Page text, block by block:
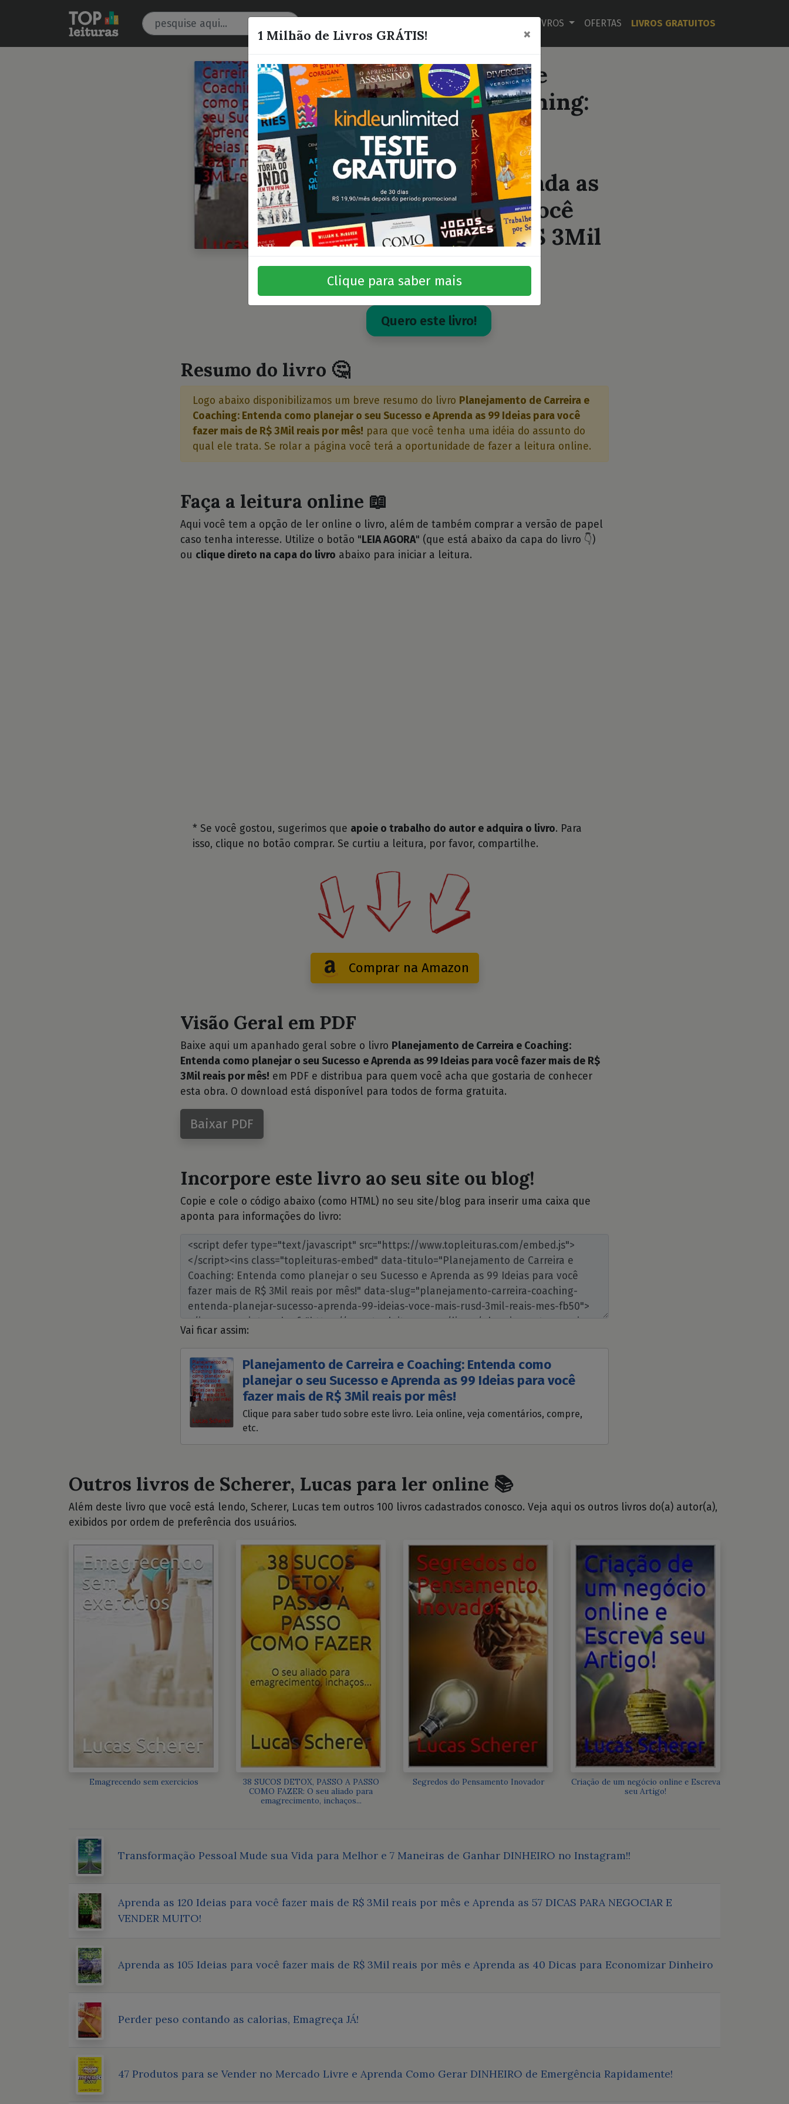
LIVROS OFERTAS LIVROS GRATUITOS
Planejamento de
Carreira e Coaching:
Entenda como
planejar o seu
Sucesso e Aprenda as
99 Ideias para você
fazer mais de R$ 3Mil
reais por mês!
Scherer, Lucas
Quero este livro!
Resumo do livro 🤔
Logo abaixo disponibilizamos um breve resumo do livro Planejamento de Carreira e
Coaching: Entenda como planejar o seu Sucesso e Aprenda as 99 Ideias para você
fazer mais de R$ 3Mil reais por mês! para que você tenha uma idéia do assunto do
qual ele trata. Se rolar a página você terá a oportunidade de fazer a leitura online.
Faça a leitura online 📖
Aqui você tem a opção de ler online o livro, além de também comprar a versão de papel
caso tenha interesse. Utilize o botão " LEIA AGORA" (que está abaixo da capa do livro 👇)
ou clique direto na capa do livro abaixo para iniciar a leitura.
* Se você gostou, sugerimos que apoie o trabalho do autor e adquira o livro. Para
isso, clique no botão comprar. Se curtiu a leitura, por favor, compartilhe.
Comprar na Amazon
Visão Geral em PDF
Baixe aqui um apanhado geral sobre o livro Planejamento de Carreira e Coaching:
Entenda como planejar o seu Sucesso e Aprenda as 99 Ideias para você fazer mais de R$
3Mil reais por mês! em PDF e distribua para quem você acha que gostaria de conhecer
esta obra. O download está disponível para todos de forma gratuita.
Baixar PDF
Incorpore este livro ao seu site ou blog!
Copie e cole o código abaixo (como HTML) no seu site/blog para inserir uma caixa que
aponta para informações do livro:
Vai ficar assim:
Planejamento de Carreira e Coaching: Entenda como
planejar o seu Sucesso e Aprenda as 99 Ideias para você
fazer mais de R$ 3Mil reais por mês!
Clique para saber tudo sobre este livro. Leia online, veja comentários, compre,
etc.
Outros livros de Scherer, Lucas para ler online 📚
Além deste livro que você está lendo, Scherer, Lucas tem outros 100 livros cadastrados conosco. Veja aqui os outros livros do(a) autor(a),
exibidos por ordem de preferência dos usuários.
Emagrecendo sem exercicios
38 SUCOS DETOX, PASSO A PASSO
COMO FAZER: O seu aliado para
emagrecimento, inchaços...
Segredos do Pensamento Inovador
Criação de um negócio online e Escreva
seu Artigo!
Transformação Pessoal Mude sua Vida para Melhor e 7 Maneiras de Ganhar DINHEIRO no Instagram!!
Aprenda as 120 Ideias para você fazer mais de R$ 3Mil reais por mês e Aprenda as 57 DICAS PARA NEGOCIAR E
VENDER MUITO!
Aprenda as 105 Ideias para você fazer mais de R$ 3Mil reais por mês e Aprenda as 40 Dicas para Economizar Dinheiro
Perder peso contando as calorias, Emagreça JÁ!
47 Produtos para se Vender no Mercado Livre e Aprenda Como Gerar DINHEIRO de Emergência Rapidamente!
1 Milhão de Livros GRÁTIS! ×
Clique para saber mais